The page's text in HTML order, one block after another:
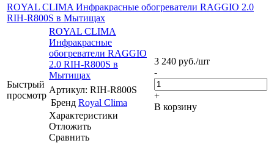
ROYAL CLIMA Инфракрасные обогреватели RAGGIO 2.0
RIH-R800S в Мытищах
Быстрый
просмотр
ROYAL CLIMA
Инфракрасные
обогреватели RAGGIO
2.0 RIH-R800S в
Мытищах
Артикул: RIH-R800S
Бренд Royal Clima
Характеристики
Отложить
Сравнить
3 240 руб./шт
-
+
В корзину